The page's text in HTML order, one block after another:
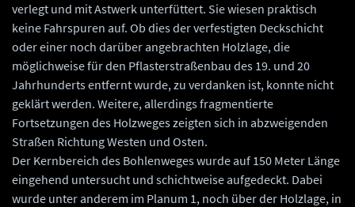
verlegt und mit Astwerk unterfüttert. Sie wiesen praktisch
keine Fahrspuren auf. Ob dies der verfestigten Deckschicht
oder einer noch darüber angebrachten Holzlage, die
möglichweise für den Pflasterstraßenbau des 19. und 20
Jahrhunderts entfernt wurde, zu verdanken ist, konnte nicht
geklärt werden. Weitere, allerdings fragmentierte
Fortsetzungen des Holzweges zeigten sich in abzweigenden
Straßen Richtung Westen und Osten.
Der Kernbereich des Bohlenweges wurde auf 150 Meter Länge
eingehend untersucht und schichtweise aufgedeckt. Dabei
wurde unter anderem im Planum 1, noch über der Holzlage, in